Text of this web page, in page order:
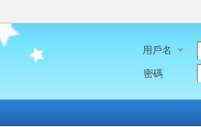
用戶名
密碼